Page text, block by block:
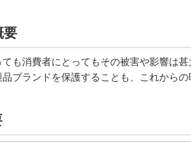
要
も消費者にとってもその被害や影響は
ブランドを保護することも、これから